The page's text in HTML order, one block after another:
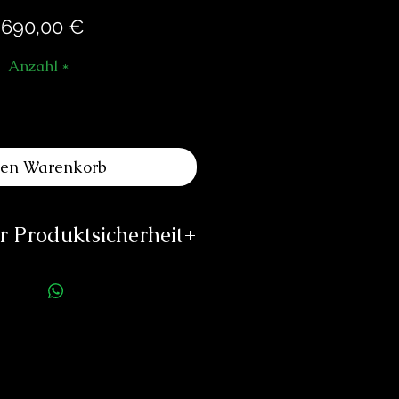
€Preis
Anzahl *
Warenkorb
Produktsicherheit
Strom Watches